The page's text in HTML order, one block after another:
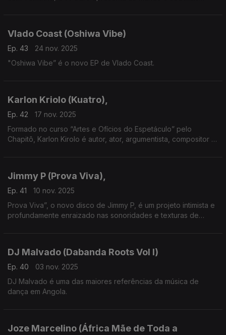
Vlado Coast (Oshiwa Vibe)
Ep. 43
24 nov. 2025
"Oshiwa Vibe” é o novo EP de Vlado Coast.
Karlon Kriolo (Kuatro),
Ep. 42
17 nov. 2025
Formado no curso “Artes e Ofícios do Espetáculo” pelo
Chapitô, Karlon Kirolo é autor, ator, argumentista, compositor e
Jimmy P (Prova Viva),
Ep. 41
10 nov. 2025
Prova Viva”, o novo disco de Jimmy P, é um projeto intimista e
profundamente enraizado nas sonoridades e texturas de
DJ Malvado (Dabanda Roots Vol I)
Ep. 40
03 nov. 2025
DJ Malvado é uma das maiores referências da música de
dança em Angola.
Joze Marcelino (África Mãe de Toda a